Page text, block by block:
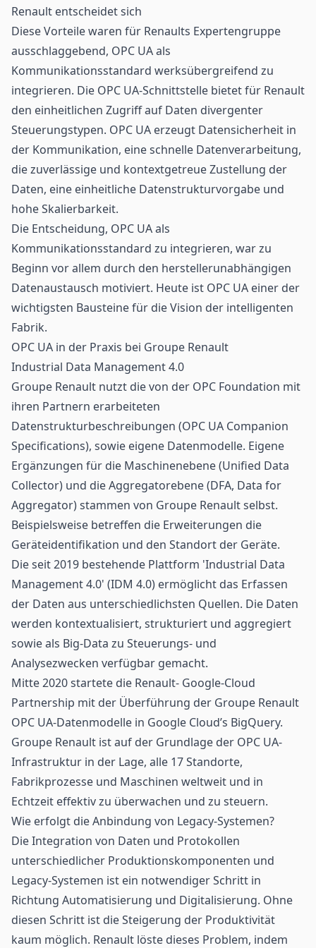
Renault entscheidet sich
Diese Vorteile waren für Renaults Expertengruppe
ausschlaggebend, OPC UA als
Kommunikationsstandard werksübergreifend zu
integrieren. Die OPC UA-Schnittstelle bietet für Renault
den einheitlichen Zugriff auf Daten divergenter
Steuerungstypen. OPC UA erzeugt Datensicherheit in
der Kommunikation, eine schnelle Datenverarbeitung,
die zuverlässige und kontextgetreue Zustellung der
Daten, eine einheitliche Datenstrukturvorgabe und
hohe Skalierbarkeit.
Die Entscheidung, OPC UA als
Kommunikationsstandard zu integrieren, war zu
Beginn vor allem durch den herstellerunabhängigen
Datenaustausch motiviert. Heute ist OPC UA einer der
wichtigsten Bausteine für die Vision der intelligenten
Fabrik.
OPC UA in der Praxis bei Groupe Renault
Industrial Data Management 4.0
Groupe Renault nutzt die von der OPC Foundation mit
ihren Partnern erarbeiteten
Datenstrukturbeschreibungen (OPC UA Companion
Specifications), sowie eigene Datenmodelle. Eigene
Ergänzungen für die Maschinenebene (Unified Data
Collector) und die Aggregatorebene (DFA, Data for
Aggregator) stammen von Groupe Renault selbst.
Beispielsweise betreffen die Erweiterungen die
Geräteidentifikation und den Standort der Geräte.
Die seit 2019 bestehende Plattform 'Industrial Data
Management 4.0' (IDM 4.0) ermöglicht das Erfassen
der Daten aus unterschiedlichsten Quellen. Die Daten
werden kontextualisiert, strukturiert und aggregiert
sowie als Big-Data zu Steuerungs- und
Analysezwecken verfügbar gemacht.
Mitte 2020 startete die Renault- Google-Cloud
Partnership mit der Überführung der Groupe Renault
OPC UA-Datenmodelle in Google Cloud’s BigQuery.
Groupe Renault ist auf der Grundlage der OPC UA-
Infrastruktur in der Lage, alle 17 Standorte,
Fabrikprozesse und Maschinen weltweit und in
Echtzeit effektiv zu überwachen und zu steuern.
Wie erfolgt die Anbindung von Legacy-Systemen?
Die Integration von Daten und Protokollen
unterschiedlicher Produktionskomponenten und
Legacy-Systemen ist ein notwendiger Schritt in
Richtung Automatisierung und Digitalisierung. Ohne
diesen Schritt ist die Steigerung der Produktivität
kaum möglich. Renault löste dieses Problem, indem